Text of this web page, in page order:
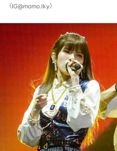
（IG@momo.lky）